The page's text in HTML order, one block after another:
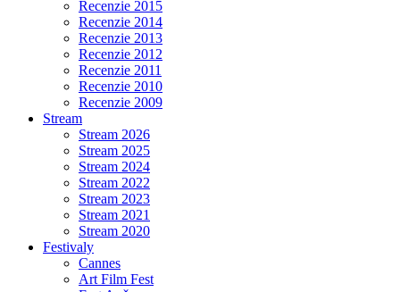
Recenzie 2015
Recenzie 2014
Recenzie 2013
Recenzie 2012
Recenzie 2011
Recenzie 2010
Recenzie 2009
Stream
Stream 2026
Stream 2025
Stream 2024
Stream 2022
Stream 2023
Stream 2021
Stream 2020
Festivaly
Cannes
Art Film Fest